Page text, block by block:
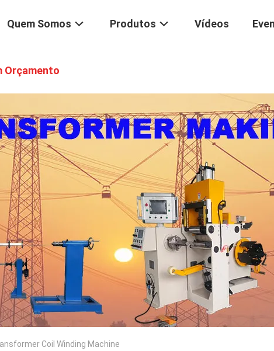
Quem Somos Produtos Vídeos
Orçamento
Coil Winding Machine